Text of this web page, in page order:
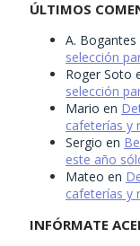
ÚLTIMOS
A. Bogantes
selección
Roger Soto
selección
Mario en
cafeterías y
Sergio en
este año
Mateo en
cafeterías y
INFÓRMATE